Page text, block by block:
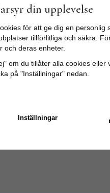
din upplevelse
för att ge dig en
tillförlitliga och säkra.
och deras enheter.
om du tillåter alla cookies
på "Inställningar" nedan.
Inställningar